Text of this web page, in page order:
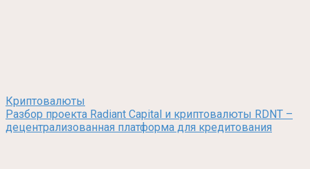
Криптовалюты
Разбор проекта Radiant Capital и криптовалюты RDNT –
децентрализованная платформа для кредитования